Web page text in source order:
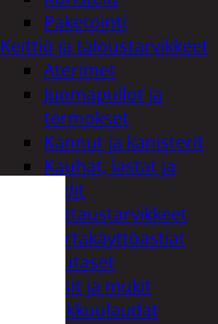
Paketointi
Keittiö ja taloustarvikkeet
Aterimet
Juomapullot ja
termokset
Kannut ja kanisterit
Kauhat, lastat ja
sudit
Kattaustarvikkeet
Kertakäyttöastiat
Lautaset
Lasit ja mukit
Leikkuulaudat